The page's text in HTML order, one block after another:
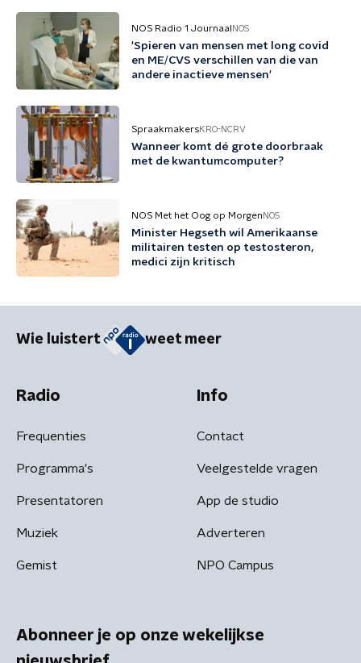
NOS Radio 1 Journaal NOS
'Spieren van mensen met long covid
en ME/CVS verschillen van die van
andere inactieve mensen'
SpraakmakersKRO-NCRV
Wanneer komt dé grote doorbraak
met de kwantumcomputer?
NOS Met het Oog op Morgen NOS
Minister Hegseth wil Amerikaanse
militairen testen op testosteron,
medici zijn kritisch
Wie luistert weet meer
Radio
Frequenties
Programma's
Presentatoren
Muziek
Gemist
Info
Contact
Veelgestelde vragen
App de studio
Adverteren
NPO Campus
Abonneer je op onze wekelijkse